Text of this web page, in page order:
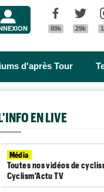
Facebook
89k 29k
d'après Tour
EN LIVE
Média
Toutes nos vidéos de
Cyclism'Actu TV